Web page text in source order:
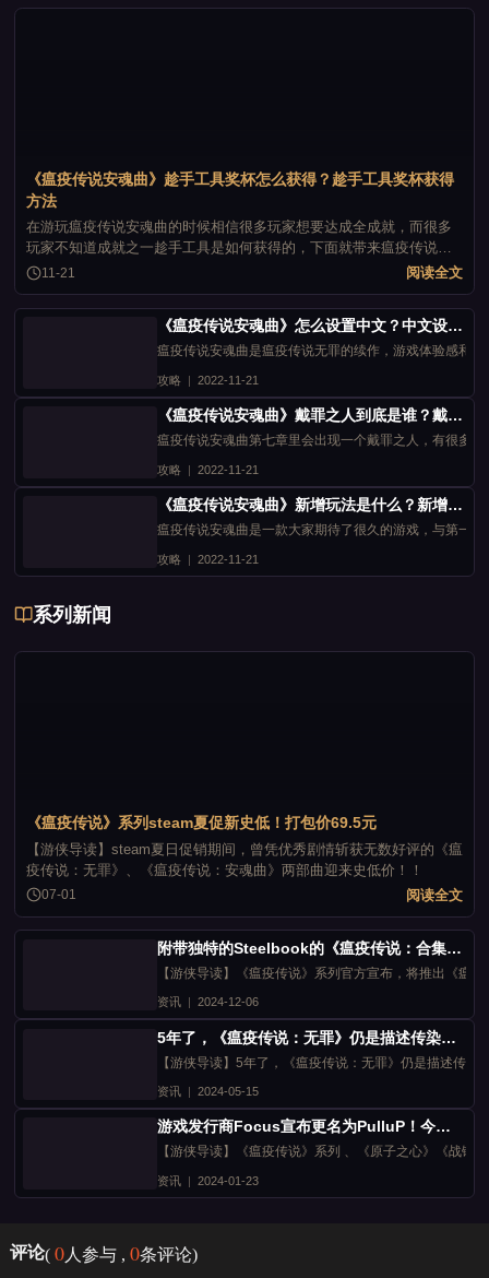
《瘟疫传说安魂曲》趁手工具奖杯怎么获得？趁手工具奖杯获得
方法
在游玩瘟疫传说安魂曲的时候相信很多玩家想要达成全成就，而很多
玩家不知道成就之一趁手工具是如何获得的，下面就带来瘟疫传说安
魂曲趁手工具奖杯获得方法，感兴趣的小伙伴一起来看看吧，希望能
11-21 阅读全文
《瘟疫传说安魂曲》怎么设置中文？中文设置方法
瘟疫传说安魂曲是瘟疫传说无罪的续作，游戏体验感和
攻略 | 2022-11-21
《瘟疫传说安魂曲》戴罪之人到底是谁？戴罪之人身份分享
瘟疫传说安魂曲第七章里会出现一个戴罪之人，有很多
攻略 | 2022-11-21
《瘟疫传说安魂曲》新增玩法是什么？新增玩法分享
瘟疫传说安魂曲是一款大家期待了很久的游戏，与第一
攻略 | 2022-11-21
系列新闻
《瘟疫传说》系列steam夏促新史低！打包价69.5元
【游侠导读】steam夏日促销期间，曾凭优秀剧情斩获无数好评的《瘟
疫传说：无罪》、《瘟疫传说：安魂曲》两部曲迎来史低价！！
07-01 阅读全文
附带独特的Steelbook的《瘟疫传说：合集》现已推出！
【游侠导读】《瘟疫传说》系列官方宣布，将推出《瘟
资讯 2024-12-06
5年了，《瘟疫传说：无罪》仍是描述传染病最好的游戏之一
【游侠导读】5年了，《瘟疫传说：无罪》仍是描述传染
资讯 | 2024-05-15
游戏发行商Focus宣布更名为PulluP！今年愚人节执行
【游侠导读】《瘟疫传说》系列 、《原子之心》《战
资讯 | 2024-01-23
评论( 0人参与 , 0条评论)